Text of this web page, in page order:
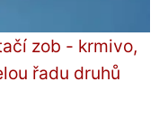
zob - krmivo,
řadu druhů